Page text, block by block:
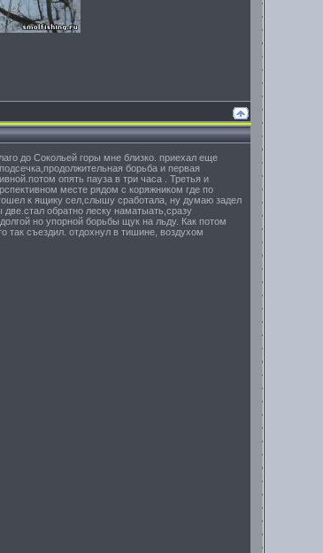
до Сокольей горы мне близко. приехал еще
борьба и первая
опять пауза в три часа . Третья и
месте рядом с коряжником где по
к ящику сел,слышу сработала, ну думаю задел
обратно леску наматыать,сразу
но упорной борьбы щук на льду. Как потом
так съездил. отдохнул в тишине, воздухом